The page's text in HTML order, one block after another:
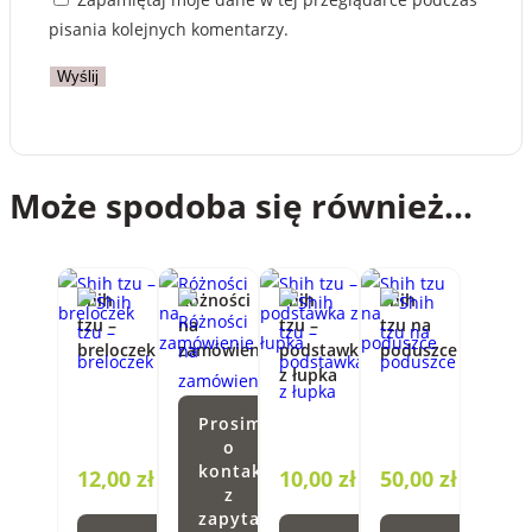
pisania kolejnych komentarzy.
Może spodoba się również…
Shih
tzu –
breloczek
12,00 zł
Różności
na
zamówienie
Prosimy
o
kontakt
z
zapytaniem
Shih
tzu –
podstawka
z łupka
10,00 zł
Shih
tzu na
poduszce
50,00 zł